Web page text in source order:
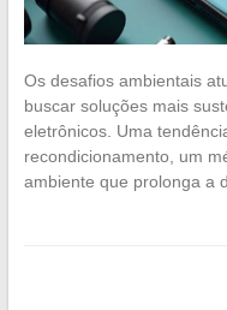
Os desafios ambientais
buscar soluções mais
eletrônicos. Uma
recondicionamento, um
ambiente que prolonga a